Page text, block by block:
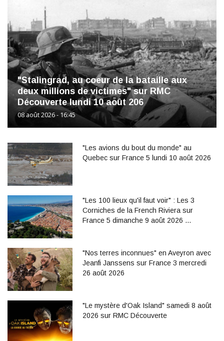
"Stalingrad, au coeur de la bataille aux
deux millions de victimes" sur RMC
Découverte lundi 10 août 206
08 août 2026 - 16:45
"Les avions du bout du monde" au
Quebec sur France 5 lundi 10 août 2026
"Les 100 lieux qu'il faut voir" : Les 3
Corniches de la French Riviera sur
France 5 dimanche 9 août 2026 …
"Nos terres inconnues" en Aveyron avec
Jeanfi Janssens sur France 3 mercredi
26 août 2026
"Le mystère d'Oak Island" samedi 8 août
2026 sur RMC Découverte